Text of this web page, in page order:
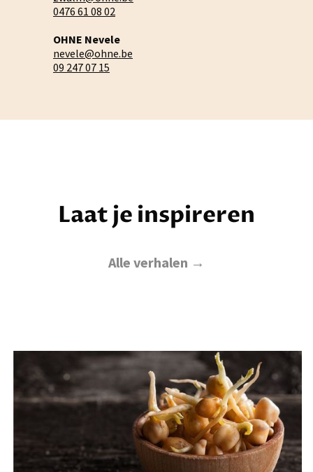
0476 61 08 02
OHNE Nevele
nevele@ohne.be
09 247 07 15
Laat je inspireren
Alle verhalen →